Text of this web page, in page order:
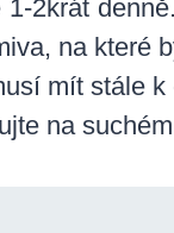
1-2krát
na které
mít stále
na